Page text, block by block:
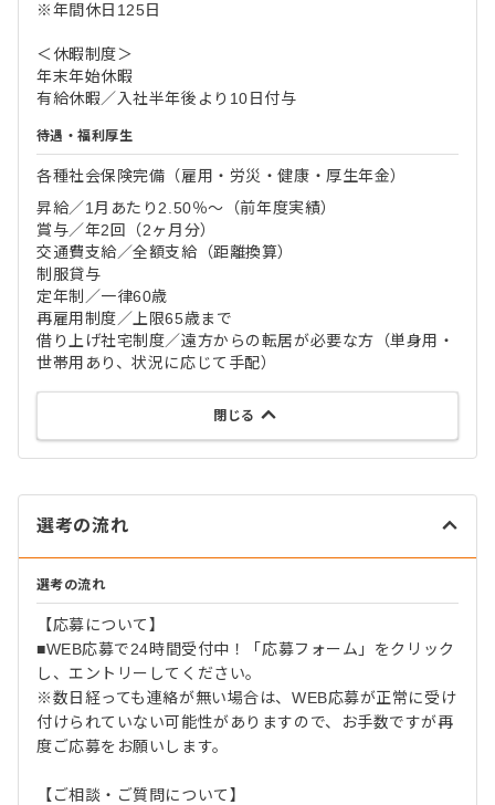
※年間休日125日
＜休暇制度＞
年末年始休暇
有給休暇／入社半年後より10日付与
待遇・福利厚生
各種社会保険完備（雇用・労災・健康・厚生年金）
昇給／1月あたり2.50％〜（前年度実績）
賞与／年2回（2ヶ月分）
交通費支給／全額支給（距離換算）
制服貸与
定年制／一律60歳
再雇用制度／上限65歳まで
借り上げ社宅制度／遠方からの転居が必要な方（単身用・
世帯用あり、状況に応じて手配）
閉じる
選考の流れ
選考の流れ
【応募について】
■WEB応募で24時間受付中！「応募フォーム」をクリック
し、エントリーしてください。
※数日経っても連絡が無い場合は、WEB応募が正常に受け
付けられていない可能性がありますので、お手数ですが再
度ご応募をお願いします。
【ご相談・ご質問について】